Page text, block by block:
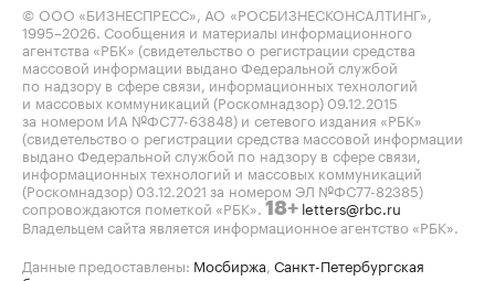
© ООО «БИЗНЕСПРЕСС», АО «РОСБИЗНЕСКОНСАЛТИНГ»,
1995–2026 . Сообщения и материалы информационного
агентства «РБК» (свидетельство о регистрации средства
массовой информации выдано Федеральной службой
по надзору в сфере связи, информационных технологий
и массовых коммуникаций (Роскомнадзор) 09.12.2015
за номером ИА №ФС77-63848) и сетевого издания «РБК»
(свидетельство о регистрации средства массовой информации
выдано Федеральной службой по надзору в сфере связи,
информационных технологий и массовых коммуникаций
(Роскомнадзор) 03.12.2021 за номером ЭЛ №ФС77-82385)
сопровождаются пометкой «РБК». 18+ letters@rbc.ru
Владельцем сайта является информационное агентство «РБК».
Данные предоставлены: Мосбиржа Санкт-Петербургская